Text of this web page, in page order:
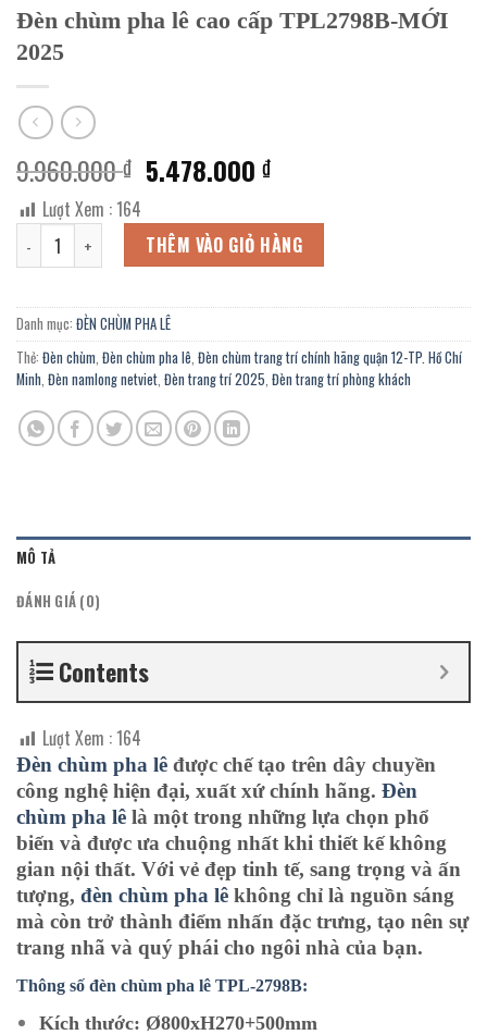
Đèn chùm pha lê cao cấp TPL2798B-MỚI
2025
9.960.000₫ Giá
gốc
là:
9.960.000 ₫.
5.478.000₫Giá
tại
là:
5.478.000 ₫.
Lượt Xem :164
Đèn chùm pha lê cao cấp TPL2798B-MỚI 2025 số lượng
THÊM VÀO GIỎ HÀNG
Danh mục: ĐÈN CHÙM PHA LÊ
Thẻ: Đèn chùm, Đèn chùm pha lê, Đèn chùm trang trí chính hãng quận 12-TP. Hồ Chí
Minh, Đèn namlong netviet, Đèn trang trí 2025, Đèn trang trí phòng khách
MÔ TẢ
ĐÁNH GIÁ (0)
Contents
Lượt Xem :164
Đèn chùm pha lê được chế tạo trên dây chuyền
công nghệ hiện đại, xuất xứ chính hãng. Đèn
chùm pha lê là một trong những lựa chọn phổ
biến và được ưa chuộng nhất khi thiết kế không
gian nội thất. Với vẻ đẹp tinh tế, sang trọng và ấn
tượng, đèn chùm pha lê không chỉ là nguồn sáng
mà còn trở thành điểm nhấn đặc trưng, tạo nên sự
trang nhã và quý phái cho ngôi nhà của bạn.
Thông số đèn chùm pha lê TPL-2798B:
Kích thước: Ø800xH270+500mm